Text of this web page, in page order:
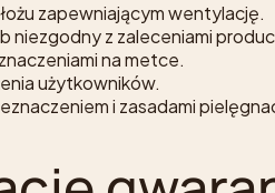
zapewniającym wentylację.
niezgodny z zaleceniami
na metce.
użytkowników.
i zasadami